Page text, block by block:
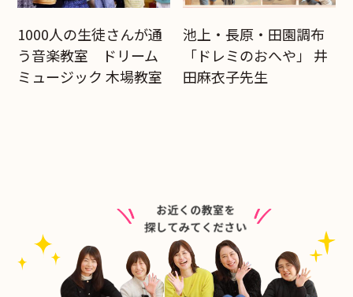
1000人の生徒さんが通
う音楽教室 ドリーム
ミュージック 木場教室
池上・長原・田園調布
「ドレミのおへや」 井
田麻衣子先生